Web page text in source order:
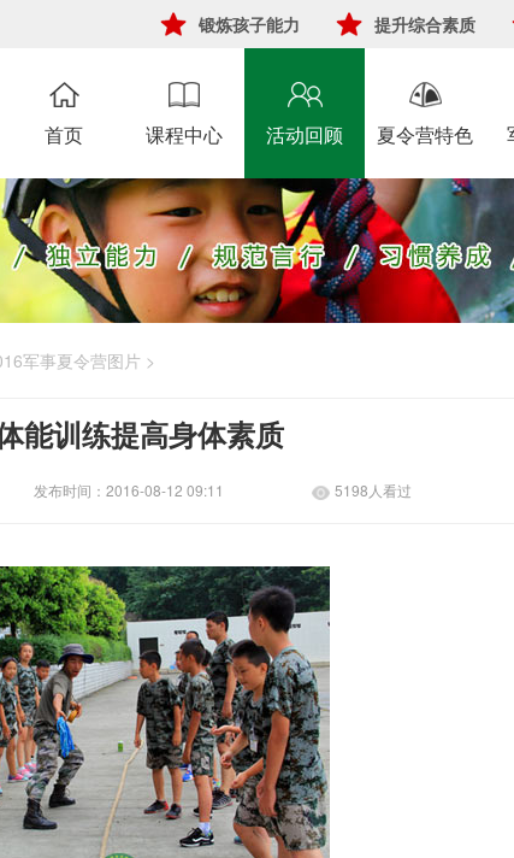
锻炼孩子能力 提升综合素质
首页 课程中心 活动回顾 夏令营特色
军事夏令营图片 >
能训练提高身体素质
发布时间：2016-08-12 09:11 5198人看过